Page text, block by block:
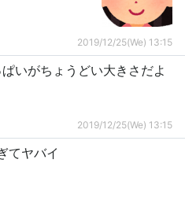
2019/12/25(We) 13:15
いがちょうどい大きさだよ
2019/12/25(We) 13:15
てヤバイ